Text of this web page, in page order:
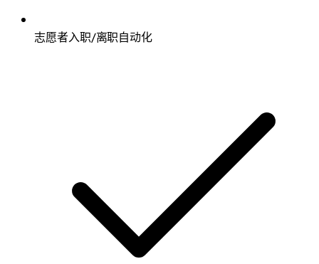
志愿者入职/离职自动化